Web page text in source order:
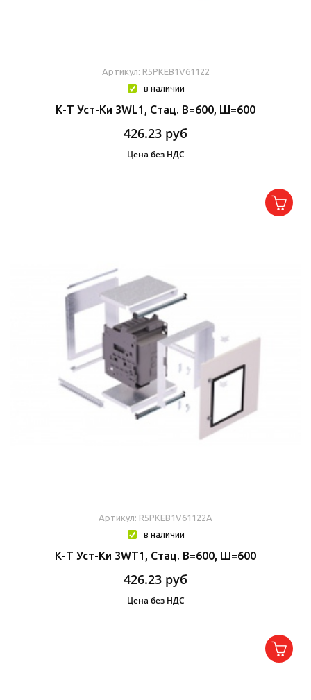
Артикул: R5PKEB1V61122
в наличии
К-Т Уст-Ки 3WL1, Стац. В=600, Ш=600
426.23 руб
Цена без НДС
Артикул: R5PKEB1V61122A
в наличии
К-Т Уст-Ки 3WT1, Стац. В=600, Ш=600
426.23 руб
Цена без НДС